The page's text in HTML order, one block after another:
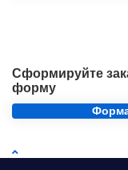
Сформируйте
форму